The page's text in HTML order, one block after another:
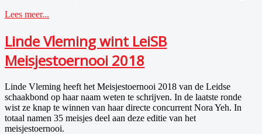
Lees meer...
Linde Vleming wint LeiSB
Meisjestoernooi 2018
Linde Vleming heeft het Meisjestoernooi 2018 van de Leidse
schaakbond op haar naam weten te schrijven. In de laatste ronde
wist ze knap te winnen van haar directe concurrent Nora Yeh. In
totaal namen 35 meisjes deel aan deze editie van het
meisjestoernooi.